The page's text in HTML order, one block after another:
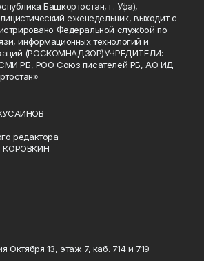
Башкортостан, г. Уфа),
еженедельник, выходит с
Федеральной службой по
информационных технологий и
(РОСКОМНАДЗОР)УЧРЕДИТЕЛИ:
СМИ РБ, РОО Союз писателей РБ, АО ИД
редактора
КОРОВКИН
Октября 13, этаж 7, каб. 714 и 719